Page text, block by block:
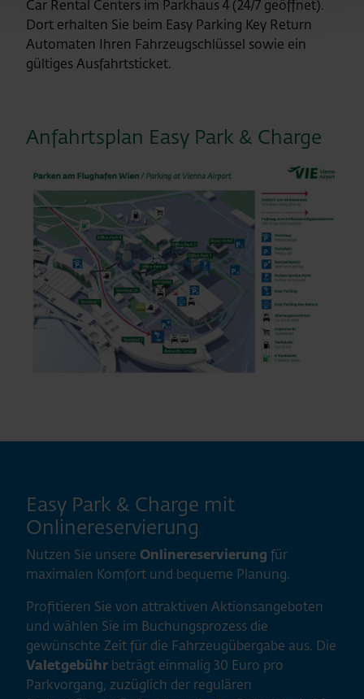
Car Rental Centers im Parkhaus 4 (24/7 geöffnet).
Dort erhalten Sie beim Easy Parking Key Return
Automaten Ihren Fahrzeugschlüssel sowie ein
gültiges Ausfahrtsticket.
Anfahrtsplan Easy Park & Charge
Easy Park & Charge mit
Onlinereservierung
Nutzen Sie unsere Onlinereservierung für
maximalen Komfort und bequeme Planung.
Profitieren Sie von attraktiven Aktionsangeboten
und wählen Sie im Buchungsprozess die
gewünschte Zeit für die Fahrzeugübergabe aus. Die
Valetgebühr beträgt einmalig 30 Euro pro
Parkvorgang, zuzüglich der regulären